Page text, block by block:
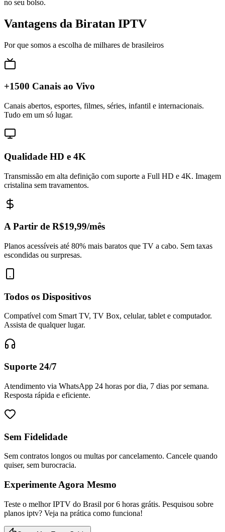
no seu bolso.
Vantagens da Biratan IPTV
Por que somos a escolha de milhares de brasileiros
+1500 Canais ao Vivo
Canais abertos, esportes, filmes, séries, infantil e internacionais.
Tudo em um só lugar.
Qualidade HD e 4K
Transmissão em alta definição com suporte a Full HD e 4K. Imagem
cristalina sem travamentos.
A Partir de R$19,99/mês
Planos acessíveis até 80% mais baratos que TV a cabo. Sem taxas
escondidas ou surpresas.
Todos os Dispositivos
Compatível com Smart TV, TV Box, celular, tablet e computador.
Assista de qualquer lugar.
Suporte 24/7
Atendimento via WhatsApp 24 horas por dia, 7 dias por semana.
Resposta rápida e eficiente.
Sem Fidelidade
Sem contratos longos ou multas por cancelamento. Cancele quando
quiser, sem burocracia.
Experimente Agora Mesmo
Teste o melhor IPTV do Brasil por 6 horas grátis. Pesquisou sobre
planos iptv? Veja na prática como funciona!